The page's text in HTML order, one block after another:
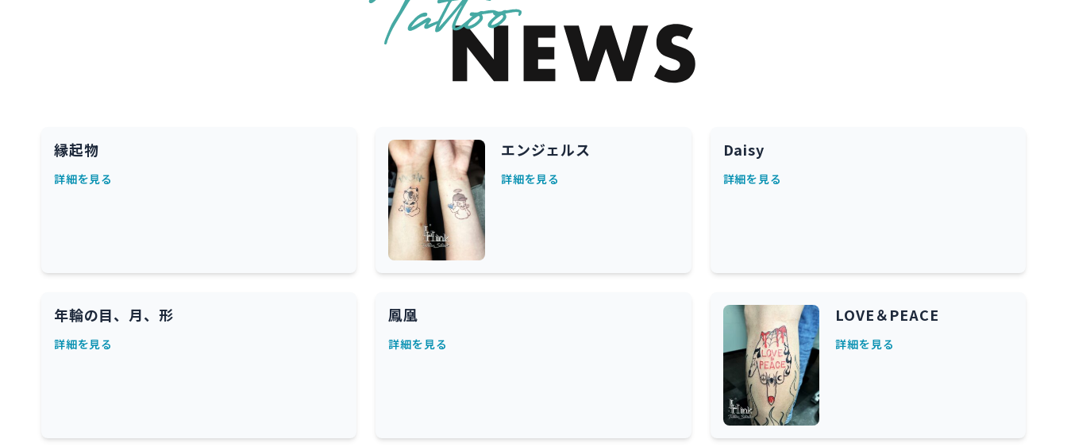
縁起物
詳細を見る
エンジェルス
詳細を見る
Daisy
詳細を見る
年輪の目、月、形
詳細を見る
鳳凰
詳細を見る
LOVE＆PEACE
詳細を見る